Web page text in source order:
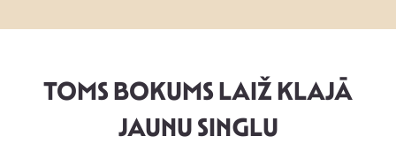
TOMS BOKUMS LAIŽ KLAJĀ
JAUNU SINGLU